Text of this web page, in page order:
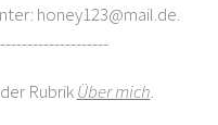
honey123@mail.de.
RubrikÜber mich.